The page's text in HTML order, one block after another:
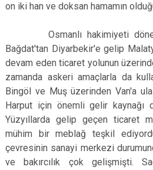
on iki han ve doksan hamamın
Osmanlı hakimiyeti
Bağdat'tan Diyarbekir'e gelip
devam eden ticaret yolunun
zamanda askeri amaçlarla da
Bingöl ve Muş üzerinden Van'a
Harput için önemli gelir kaynağı
Yüzyıllarda gelip geçen ticaret
mühim bir meblağ teşkil
çevresinin sanayi merkezi
ve bakırcılık çok gelişmişti.